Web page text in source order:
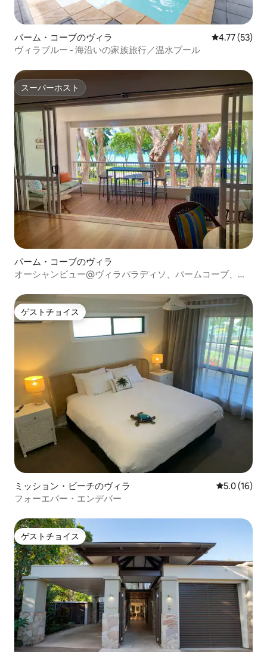
パーム・コーブのヴィラ レビュー53
4.77 (53)
ヴィラブルー - 海沿いの家族旅行／温水プール
スーパーホスト
スーパーホスト
パーム・コーブのヴィラ
オーシャンビュー@ヴィラパラディソ、パームコーブ、プ
ゲストチョイス
ゲストチョイス
ミッション・ビーチのヴィラ レビュー16
5.0 (16)
フォーエバー・エンデバー
ゲストチョイス
ゲストチョイス